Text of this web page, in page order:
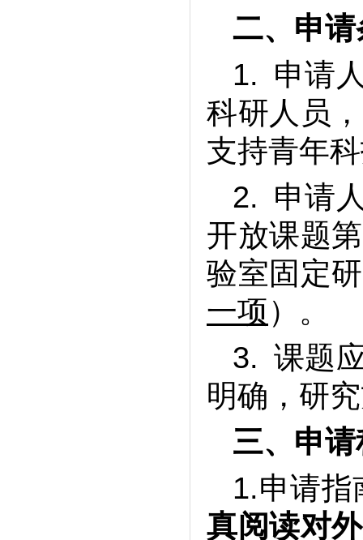
二、 申
1. 申请
科研人员
支持青年
2. 申请
开放课题
验室固定
一项）。
3. 课题
明确，研
三、 申
1.申请指
真阅读对